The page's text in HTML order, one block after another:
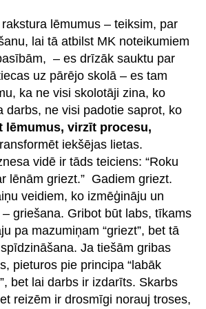
lēmumus – teiksim, par
lai tā atbilst MK noteikumiem
– es drīzāk sauktu par
uz pārējo skolā – es tam
ka ne visi skolotāji zina, ko
darbs, ne visi padotie saprot, ko
lēmumus, virzīt procesu,
iekšējas lietas.
vidē ir tāds teiciens: “Roku
lēnām griezt.” Gadiem griezt.
veidiem, ko izmēģināju un
griešana. Gribot būt labs, tīkams
pa mazumiņam “griezt”, bet tā
Ja tiešām gribas
pieturos pie principa “labāk
bet lai darbs ir izdarīts. Skarbs
reizēm ir drosmīgi norauj troses,